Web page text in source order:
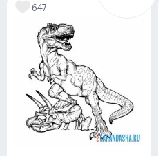
647